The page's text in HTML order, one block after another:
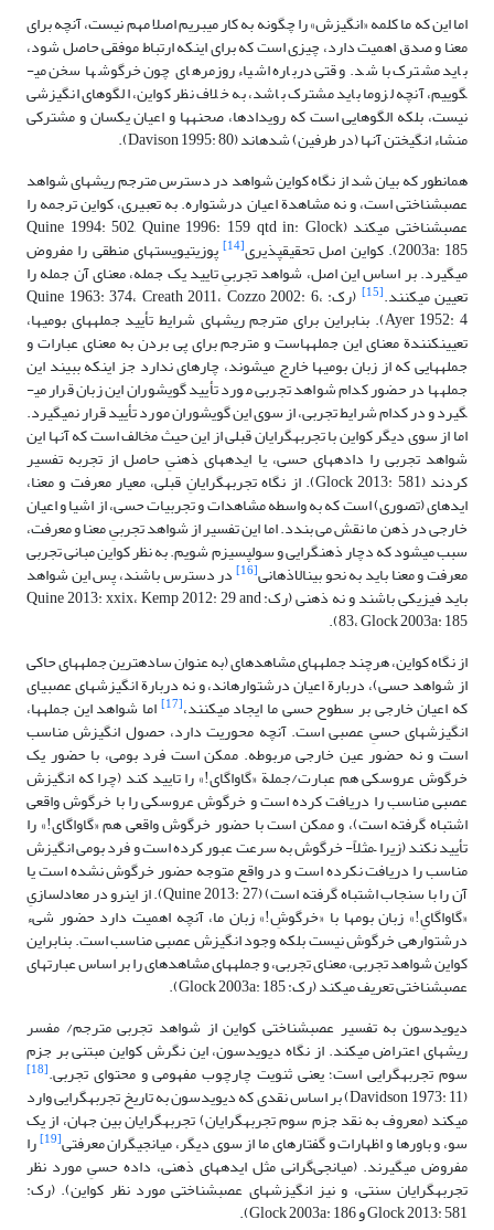
اما این که ما کلمه «انگیزش» را چگونه به کار می­بریم اصلا مهم نیست، آنچه برای
معنا و صدق اهمیت دارد، چیزی است که برای اینکه ارتباط موفقی حاصل شود،
باید مشترک باشد. وقتی درباره اشیاء روزمره­ای چون خرگوش­ها سخن می­
گوییم، آنچه لزوما باید مشترک باشد، به خلاف نظر کواین، الگوهای انگیزشی
نیست، بلکه الگوهایی است که رویدادها، صحنه­ها و اعیان یکسان و مشترکی
منشاء انگیختن آنها (در طرفین) شده­اند (Davison 1995: 80).
همان­طور که بیان شد از نگاه کواین شواهد در دسترس مترجم ریشه­ای شواهد
عصب­شناختی است، و نه مشاهدة اعیان درشت­واره. به تعبیری، کواین ترجمه را
عصب­شناختی می­کند (Quine 1994: 502, Quine 1996: 159 qtd in: Glock
2003a: 185). کواین اصل تحقیق­پذیری [14] پوزیتیویست­های منطقی را مفروض
می­گیرد. بر اساس این اصل، شواهد تجربیِ تایید یک جمله، معنای آن جمله را
تعیین می­کنند.[15] (رک: Quine 1963: 374، Creath 2011، Cozzo 2002: 6،
Ayer 1952: 4). بنابراین برای مترجم ریشه­ای شرایط تأیید جمله­های بومی­ها،
تعیین­کنندة معنای این جمله­هاست و مترجم برای پی بردن به معنای عبارات و
جمله­هایی که از زبان بومی­ها خارج می­شوند، چاره­ای ندارد جز اینکه ببیند این
جمله­ها در حضور کدام شواهد تجربی مورد تأیید گویشوران این زبان قرار می­
گیرد و در کدام شرایط تجربی، از سوی این گویشوران مورد تأیید قرار نمی­گیرد.
اما از سوی دیگر کواین با تجربه­گرایان قبلی از این حیث مخالف است که آنها این
شواهد تجربی را داده­های حسی، یا ایده­های ذهنیِ حاصل از تجربه تفسیر
کردند (Glock 2013: 581). از نگاه تجربه­گرایانِ قبلی، معیار معرفت و معنا،
ایده­ای (تصوری) است که به واسطه مشاهدات و تجربیات حسی، از اشیا و اعیان
خارجی در ذهن ما نقش می بندد. اما این تفسیر از شواهد تجربیِ معنا و معرفت،
سبب می­شود که دچار ذهن­گرایی و سولپسیزم شویم. به نظر کواین مبانی تجربی
معرفت و معنا باید به نحو بین­الاذهانی[16] در دسترس باشند، پس این شواهد
باید فیزیکی باشند و نه ذهنی (رک: Quine 2013: xxix، Kemp 2012: 29 and
83، Glock 2003a: 185).
از نگاه کواین، هرچند جمله­های مشاهد­ه­ای (به عنوان ساده­ترین جمله­های حاکی
از شواهد حسی)، دربارة اعیان درشت­واره­اند، و نه دربارة انگیزش­های عصبی­ای
که اعیان خارجی بر سطوح حسی ما ایجاد می­کنند،[17] اما شواهد این جمله­ها،
انگیزش­های حسیِ عصبی است. آنچه محوریت دارد، حصول انگیزش مناسب
است و نه حضور عین خارجی مربوطه. ممکن است فرد بومی، با حضور یک
خرگوش عروسکی هم عبارت/جملة «گاواگای!» را تایید کند (چرا که انگیزش
عصبی مناسب را دریافت کرده است و خرگوش عروسکی را با خرگوش واقعی
اشتباه گرفته است)، و ممکن است با حضور خرگوش واقعی هم «گاواگای!» را
تأیید نکند (زیرا –مثلاً- خرگوش به سرعت عبور کرده است و فرد بومی انگیزش
مناسب را دریافت نکرده است و در واقع متوجه حضور خرگوش نشده است یا
آن را با سنجاب اشتباه گرفته است) (Quine 2013: 27). از این­رو در معادل­سازیِ
«گاواگایِ!» زبان بوم­ها با «خرگوشِ!» زبان ما، آنچه اهمیت دارد حضور شیء
درشت­واره­ی ­خرگوش نیست بلکه وجود انگیزش عصبی مناسب است. بنابراین
کواین شواهد تجربی، معنای تجربی، و جمله­های مشاهده­ای را بر اساس عبارت­های
عصب­شناختی تعریف می­کند (رک: Glock 2003a: 185).
دیویدسون به تفسیر عصب­شناختی کواین از شواهد تجربی مترجم/ مفسر
ریشه­ای اعتراض می­کند. از نگاه دیویدسون، این نگرش کواین مبتنی بر جزم
سوم تجربه­گرایی است؛ یعنی ثنویت چارچوب مفهومی و محتوای تجربی.[18]
(Davidson 1973: 11) بر اساس نقدی که دیویدسون به تاریخ تجربه­گرایی وارد
می­کند (معروف به نقد جزم سوم تجربه­گرایان) تجربه­گرایان بین جهان، از یک
سو، و باورها و اظهارات و گفتارهای ما از سوی دیگر، میانجی­گران معرفتی[19] را
مفروض می­گیرند. (میانجی‌گرانی مثل ایده­های ذهنی، داده حسیِ مورد نظر
تجربه­گرایان سنتی، و نیز انگیزش­های عصب­شناختی مورد نظر کواین). (رک:
Glock 2013: 581 و Glock 2003a: 186).